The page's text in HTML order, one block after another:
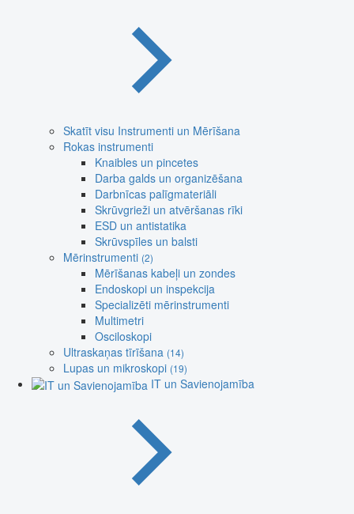
Skatīt visu Instrumenti un Mērīšana
Rokas instrumenti
Knaibles un pincetes
Darba galds un organizēšana
Darbnīcas palīgmateriāli
Skrūvgrieži un atvēršanas rīki
ESD un antistatika
Skrūvspīles un balsti
Mērinstrumenti (2)
Mērīšanas kabeļi un zondes
Endoskopi un inspekcija
Specializēti mērinstrumenti
Multimetri
Osciloskopi
Ultraskaņas tīrīšana (14)
Lupas un mikroskopi (19)
IT un Savienojamība